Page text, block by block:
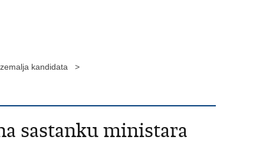
zemalja kandidata >
sastanku ministara